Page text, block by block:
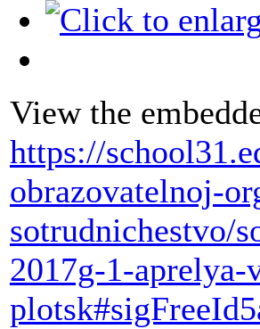
View the
https://
obrazovatelnoj-
sotrudnichestvo/
2017g-1-